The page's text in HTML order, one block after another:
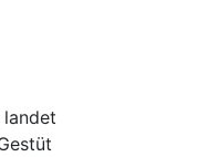
landet